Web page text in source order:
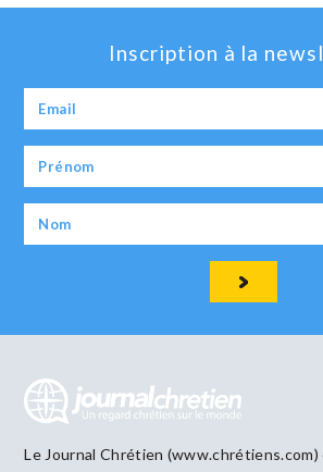
Inscription à la
Le Journal Chrétien